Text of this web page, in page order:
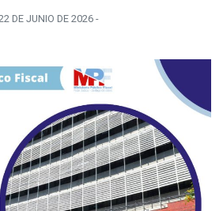
DE JUNIO DE 2026 -